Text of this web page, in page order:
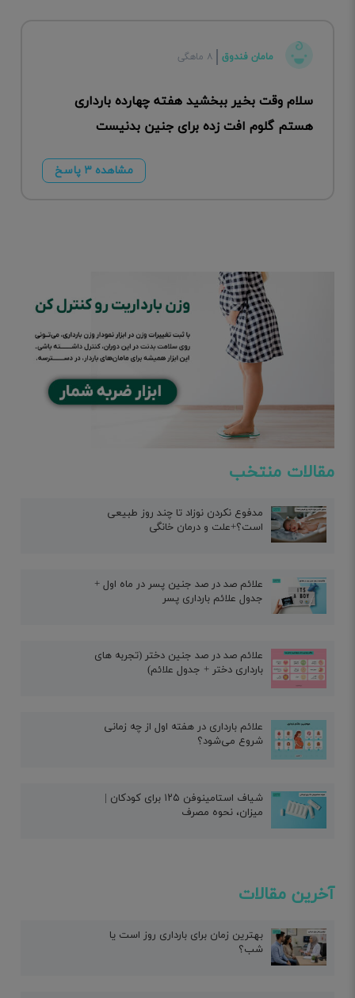
مامان فندوق ۸ ماهگی
سلام وقت بخیر ببخشید هفته چهارده بارداری
هستم گلوم افت زده برای جنین بدنیست
مشاهده ۳ پاسخ
مقالات منتخب
مدفوع نکردن نوزاد تا چند روز طبیعی
است؟+علت و درمان خانگی
علائم صد در صد جنین پسر در ماه اول +
جدول علائم بارداری پسر
علائم صد در صد جنین دختر (تجربه های
بارداری دختر + جدول علائم)
علائم بارداری در هفته اول از چه زمانی
شروع می‌شود؟
شیاف استامینوفن ۱۲۵ برای کودکان |
میزان، نحوه مصرف
آخرین مقالات
بهترین زمان برای بارداری روز است یا
شب؟